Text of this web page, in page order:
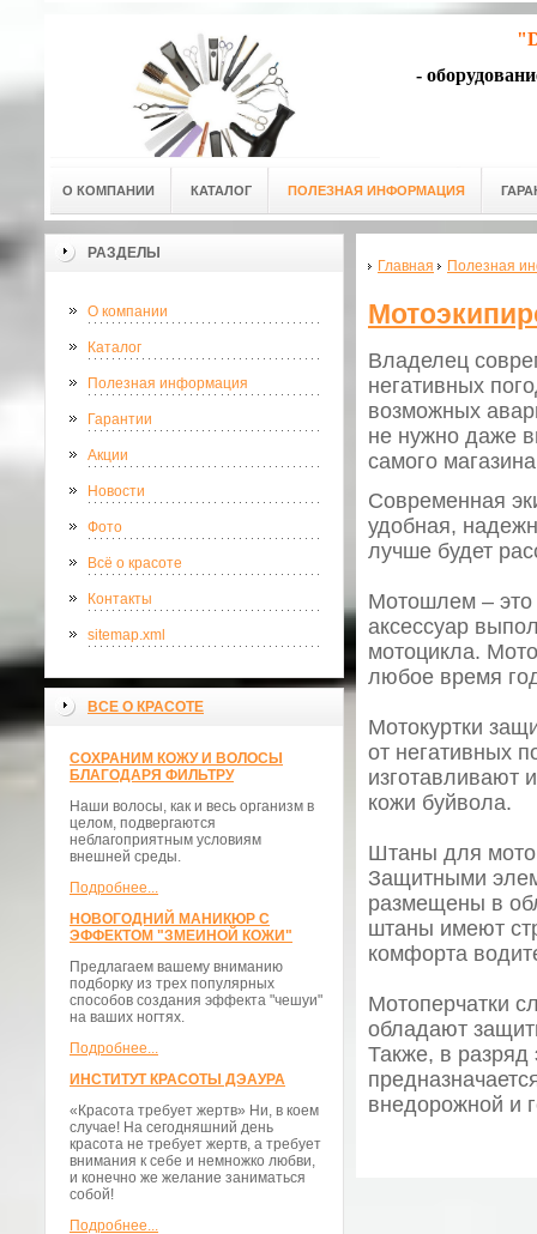
-
О КОМПАНИИ КАТАЛОГ ПОЛЕЗНАЯ ИНФОРМАЦИЯ
РАЗДЕЛЫ
О компании
Каталог
Полезная информация
Гарантии
Акции
Новости
Фото
Всё о красоте
Контакты
sitemap.xml
ВСЕ О КРАСОТЕ
СОХРАНИМ КОЖУ И ВОЛОСЫ
БЛАГОДАРЯ ФИЛЬТРУ
Наши волосы, как и весь организм в
целом, подвергаются
неблагоприятным условиям
внешней среды.
Подробнее...
НОВОГОДНИЙ МАНИКЮР С
ЭФФЕКТОМ "ЗМЕИНОЙ КОЖИ"
Предлагаем вашему вниманию
подборку из трех популярных
способов создания эффекта "чешуи"
на ваших ногтях.
Подробнее...
ИНСТИТУТ КРАСОТЫ ДЭАУРА
«Красота требует жертв» Ни, в коем
случае! На сегодняшний день
красота не требует жертв, а требует
внимания к себе и немножко любви,
и конечно же желание заниматься
собой!
Подробнее...
Главная Полезная
Владелец
негативных
возможных
не нужно даже
самого
Современная
удобная,
лучше будет
Мотошлем – это
аксессуар
мотоцикла.
любое время
Мотокуртки
от негативных
изготавливают
кожи буйвола.
Штаны для
Защитными
размещены в
штаны имеют
комфорта
Мотоперчатки
обладают
Также, в разряд
внедорожной и